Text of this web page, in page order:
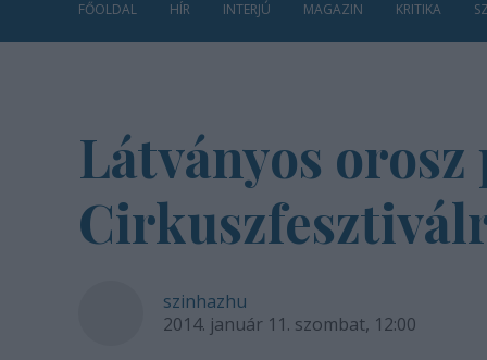
FŐOLDAL HÍR INTERJÚ MAGAZIN KRITIKA
Látványos
szinhazhu
2014. január 11. szombat, 12:00